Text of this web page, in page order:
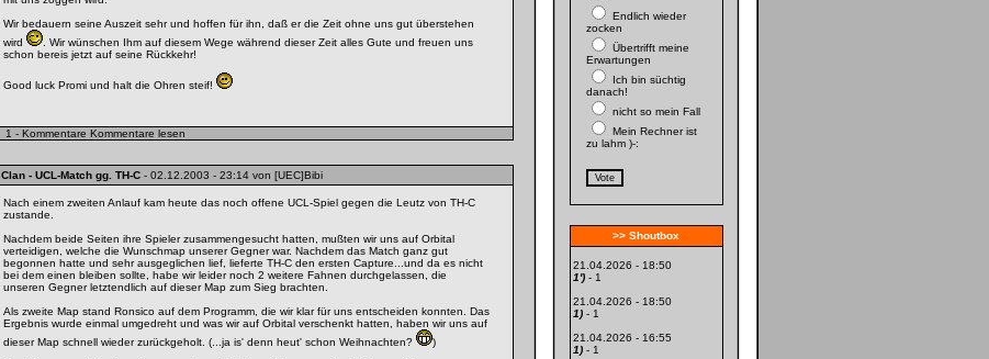
Wir bedauern seine Auszeit sehr und hoffen für ihn, daß er die Zeit ohne uns gut überstehen
wird
. Wir wünschen Ihm auf diesem Wege während dieser Zeit alles Gute und freuen uns
schon bereis jetzt auf seine Rückkehr!
Good luck Promi und halt die Ohren steif!
1 - Kommentare Kommentare lesen
Clan - UCL-Match gg. TH-C - 02.12.2003 - 23:14 von [UEC]Bibi
Nach einem zweiten Anlauf kam heute das noch offene UCL-Spiel gegen die Leutz von TH-C
zustande.
Nachdem beide Seiten ihre Spieler zusammengesucht hatten, mußten wir uns auf Orbital
verteidigen, welche die Wunschmap unserer Gegner war. Nachdem das Match ganz gut
begonnen hatte und sehr ausgeglichen lief, lieferte TH-C den ersten Capture...und da es nicht
bei dem einen bleiben sollte, habe wir leider noch 2 weitere Fahnen durchgelassen, die
unseren Gegner letztendlich auf dieser Map zum Sieg brachten.
Als zweite Map stand Ronsico auf dem Programm, die wir klar für uns entscheiden konnten. Das
Ergebnis wurde einmal umgedreht und was wir auf Orbital verschenkt hatten, haben wir uns auf
dieser Map schnell wieder zurückgeholt. (...ja is' denn heut' schon Weihnachten?
)
Endlich wieder
zocken
Übertrifft meine
Erwartungen
Ich bin süchtig
danach!
nicht so mein Fall
Mein Rechner ist
zu lahm )-:
>> Shoutbox
21.04.2026 - 18:50
1') - 1
21.04.2026 - 18:50
1) - 1
21.04.2026 - 16:55
1) - 1